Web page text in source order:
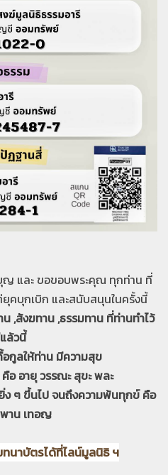
ญ และ ขอขอบพระคุณ ทุกท่าน ที่
คบุกเบิก และสนับสนุนในครั้งนี้
,สังฆทาน ,ธรรมทาน ที่ท่านทำไว้
ล้วนี้
กูลให้ท่าน มีความสุข
อ อายุ วรรณะ สุขะ พละ
ง ๆ ขึ้นไปจนถึงความพ้นทุกข์ คือ
าน เทอญ
นาบัตรได้ที่ไลน์มูลนิธิ ฯ